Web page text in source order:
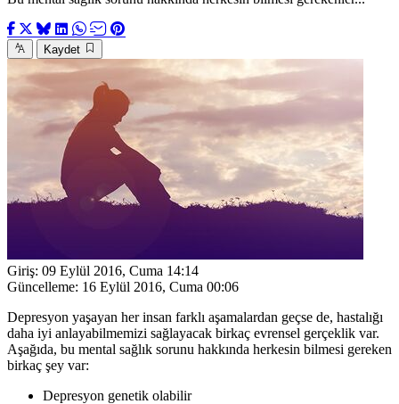
Kaydet
Giriş: 09 Eylül 2016, Cuma 14:14
Güncelleme: 16 Eylül 2016, Cuma 00:06
Depresyon yaşayan her insan farklı aşamalardan geçse de, hastalığı
daha iyi anlayabilmemizi sağlayacak birkaç evrensel gerçeklik var.
Aşağıda, bu mental sağlık sorunu hakkında herkesin bilmesi gereken
birkaç şey var:
Depresyon genetik olabilir